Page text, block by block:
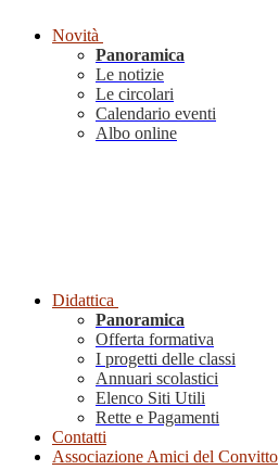
Novità
Panoramica
Le notizie
Le circolari
Calendario eventi
Albo online
Didattica
Panoramica
Offerta formativa
I progetti delle classi
Annuari scolastici
Elenco Siti Utili
Rette e Pagamenti
Contatti
Associazione Amici del Convitto